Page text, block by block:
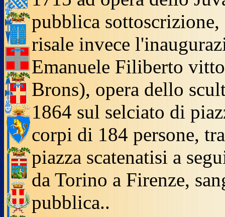
pubblica
risale invece
Emanuele Filiberto
Brons), opera dello
1864 sul selciato di
corpi di 184 persone,
piazza scatenatisi a
da Torino a Firenze,
pubblica..